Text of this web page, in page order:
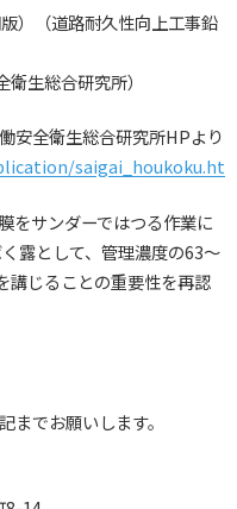
）（道路耐久性向上工事鉛
生総合研究所）
安全衛生総合研究所HPより
をサンダーではつる作業に
露として、管理濃度の63～
講じることの重要性を再認
までお願いします。